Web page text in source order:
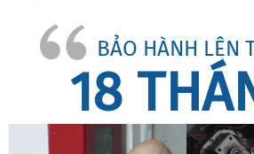
BẢO HÀNH LÊN
18